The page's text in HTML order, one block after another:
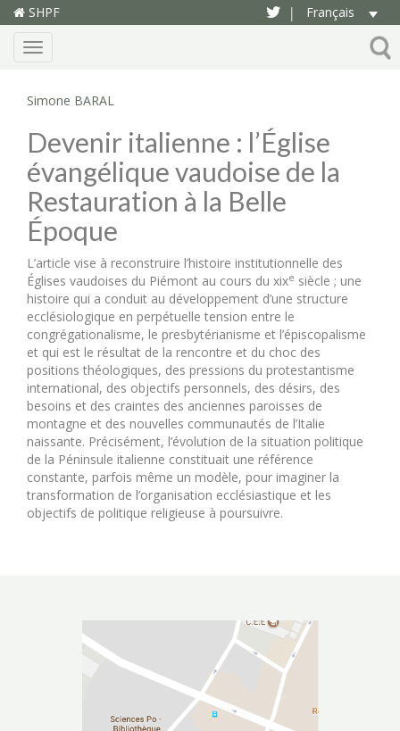
SHPF | Français
Menu
Simone BARAL
Devenir italienne : l’Église
évangélique vaudoise de la
Restauration à la Belle
Époque
L’article vise à reconstruire l’histoire institutionnelle des
Églises vaudoises du Piémont au cours du xixe siècle ; une
histoire qui a conduit au développement d’une structure
ecclésiologique en perpétuelle tension entre le
congrégationalisme, le presbytérianisme et l’épiscopalisme
et qui est le résultat de la rencontre et du choc des
positions théologiques, des pressions du protestantisme
international, des objectifs personnels, des désirs, des
besoins et des craintes des anciennes paroisses de
montagne et des nouvelles communautés de l’Italie
naissante. Précisément, l’évolution de la situation politique
de la Péninsule italienne constituait une référence
constante, parfois même un modèle, pour imaginer la
transformation de l’organisation ecclésiastique et les
objectifs de politique religieuse à poursuivre.